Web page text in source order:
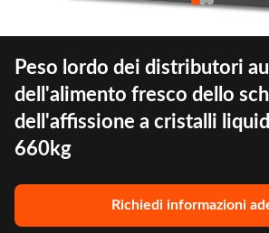
Peso lordo dei distributori
dell'alimento fresco dello
dell'affissione a cristalli
660kg
Richiedi informazioni